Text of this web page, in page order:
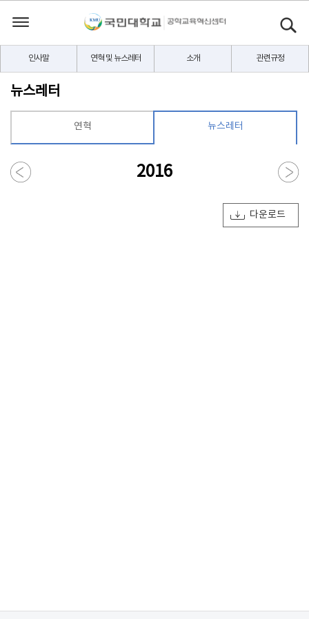
인사말 연혁 및 뉴스레터 소개 관련규정
뉴스레터
연혁 뉴스레터
2016
다운로드